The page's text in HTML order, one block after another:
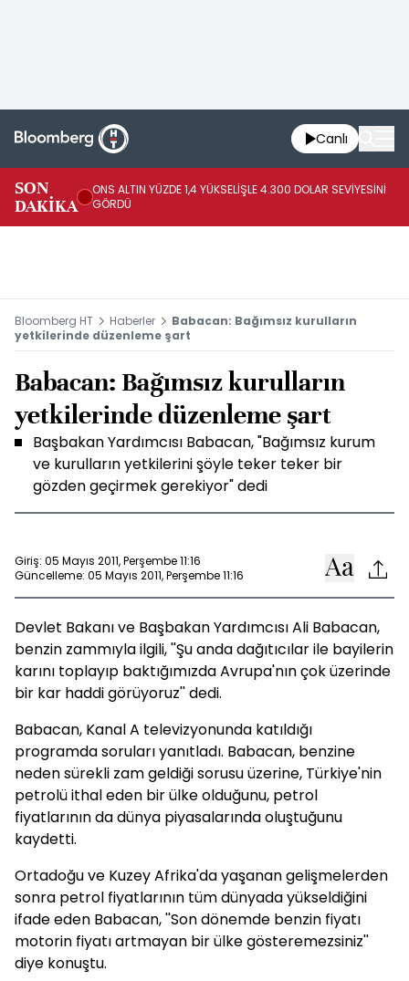
Canlı
SON
DAKİKA
ONS ALTIN YÜZDE 1,4 YÜKSELİŞLE 4.300 DOLAR SEVİYESİNİ
GÖRDÜ
Bloomberg HT Haberler
Babacan: Bağımsız kurulların
yetkilerinde düzenleme şart
Babacan: Bağımsız kurulların
yetkilerinde düzenleme şart
Başbakan Yardımcısı Babacan, "Bağımsız kurum
ve kurulların yetkilerini şöyle teker teker bir
gözden geçirmek gerekiyor" dedi
Giriş: 05 Mayıs 2011, Perşembe 11:16
Güncelleme: 05 Mayıs 2011, Perşembe 11:16
Devlet Bakanı ve Başbakan Yardımcısı Ali Babacan,
benzin zammıyla ilgili, ''Şu anda dağıtıcılar ile bayilerin
karını toplayıp baktığımızda Avrupa'nın çok üzerinde
bir kar haddi görüyoruz'' dedi.
Babacan, Kanal A televizyonunda katıldığı
programda soruları yanıtladı. Babacan, benzine
neden sürekli zam geldiği sorusu üzerine, Türkiye'nin
petrolü ithal eden bir ülke olduğunu, petrol
fiyatlarının da dünya piyasalarında oluştuğunu
kaydetti.
Ortadoğu ve Kuzey Afrika'da yaşanan gelişmelerden
sonra petrol fiyatlarının tüm dünyada yükseldiğini
ifade eden Babacan, ''Son dönemde benzin fiyatı
motorin fiyatı artmayan bir ülke gösteremezsiniz''
diye konuştu.